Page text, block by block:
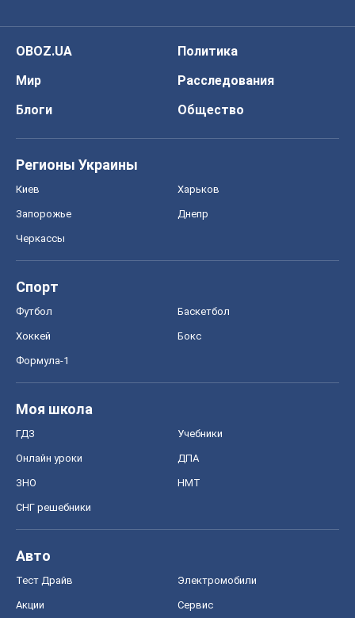
OBOZ.UA
Политика
Мир
Расследования
Блоги
Общество
Регионы Украины
Киев Харьков
Запорожье Днепр
Черкассы
Спорт
Футбол Баскетбол
Хоккей Бокс
Формула-1
Моя школа
ГДЗ Учебники
Онлайн уроки ДПА
ЗНО НМТ
СНГ решебники
Авто
Тест Драйв Электромобили
Акции Сервис